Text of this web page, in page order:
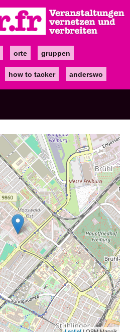
orte gruppen
how to tacker anderswo